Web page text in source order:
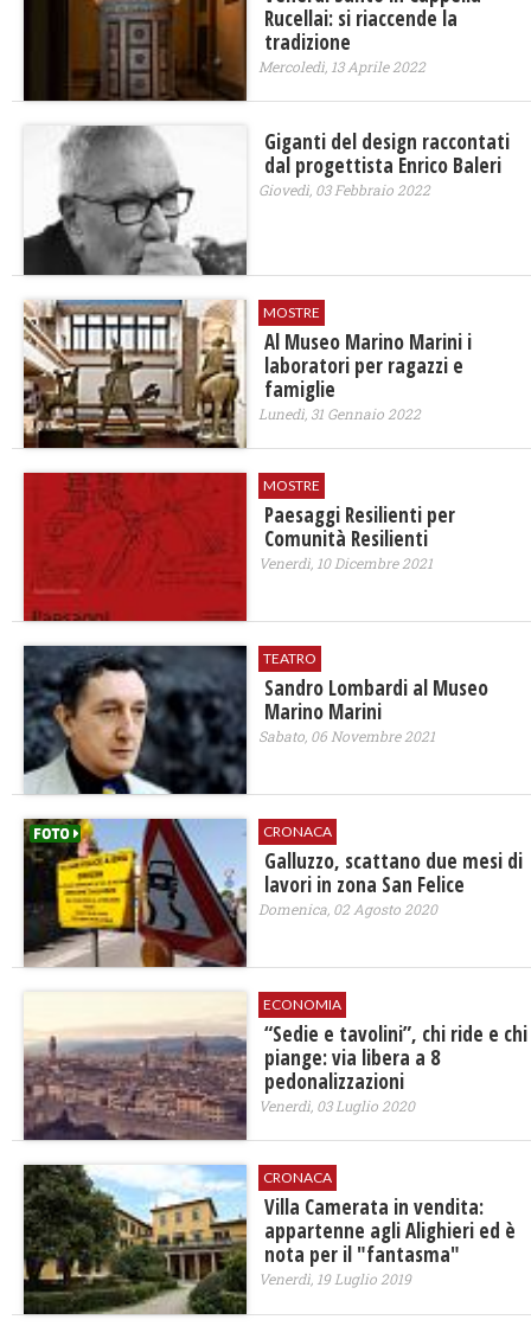
Rucellai: si riaccende la
tradizione
Mercoledì, 13 Aprile 2022
Giganti del design raccontati
dal progettista Enrico Baleri
Giovedì, 03 Febbraio 2022
MOSTRE
Al Museo Marino Marini i
laboratori per ragazzi e
famiglie
Lunedì, 31 Gennaio 2022
MOSTRE
Paesaggi Resilienti per
Comunità Resilienti
Venerdì, 10 Dicembre 2021
TEATRO
Sandro Lombardi al Museo
Marino Marini
Sabato, 06 Novembre 2021
CRONACA
Galluzzo, scattano due mesi di
lavori in zona San Felice
Domenica, 02 Agosto 2020
ECONOMIA
“Sedie e tavolini”, chi ride e chi
piange: via libera a 8
pedonalizzazioni
Venerdì, 03 Luglio 2020
CRONACA
Villa Camerata in vendita:
appartenne agli Alighieri ed è
nota per il "fantasma"
Venerdì, 19 Luglio 2019